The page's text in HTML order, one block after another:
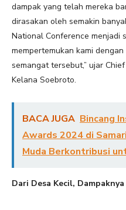
dampak yang telah mereka
dirasakan oleh semakin
National Conference menjadi
mempertemukan kami
semangat tersebut,” ujar
Kelana Soebroto.
BACA JUGA Bincang
Awards 2024 di
Muda Berkontribusi
Dari Desa Kecil,